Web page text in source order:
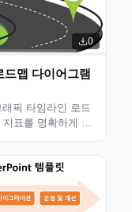
0
맵 다이어그램
픽 타임라인 로드
표를 명확하게 제
에 적합합니다...